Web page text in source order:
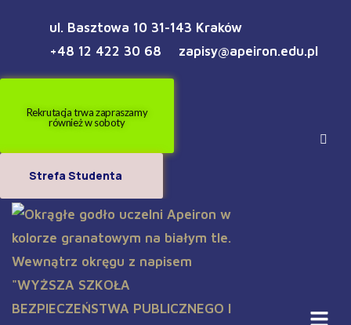
ul. Basztowa 10 31-143 Kraków
+48 12 422 30 68
zapisy@apeiron.edu.pl
Rekrutacja trwa zapraszamy
również w soboty
Strefa Studenta